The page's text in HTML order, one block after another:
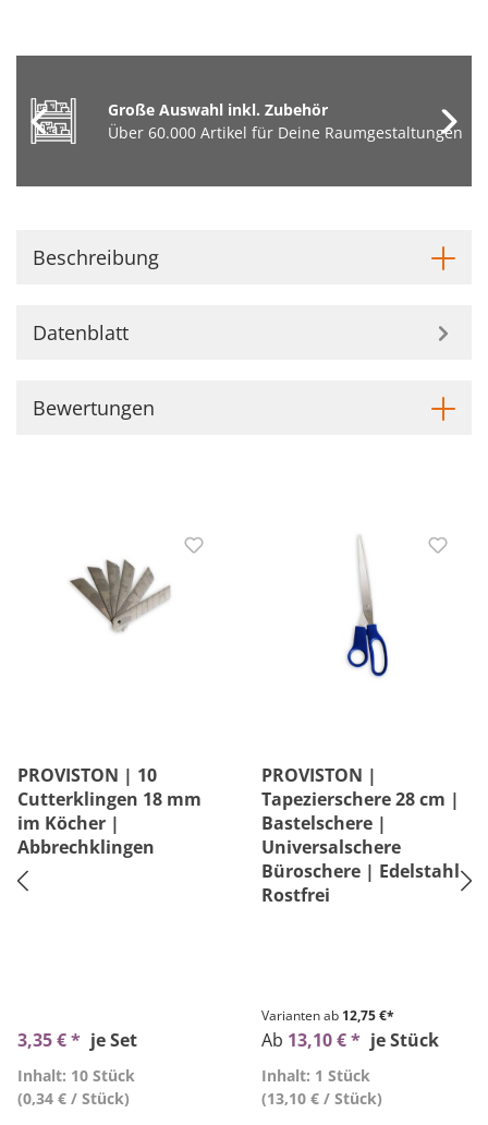
Große Auswahl inkl. Zubehör
Über 60.000 Artikel für Deine Raumgestaltungen
Beschreibung
Datenblatt
Bewertungen
PROVISTON | 10
Cutterklingen 18 mm
im Köcher |
Abbrechklingen
3,35 € * je Set
Inhalt: 10 Stück
(0,34 € / Stück)
PROVISTON |
Tapezierschere 28 cm |
Bastelschere |
Universalschere
Büroschere | Edelstahl
Rostfrei
Varianten ab 12,75 €*
Ab 13,10 € * je Stück
Inhalt: 1 Stück
(13,10 € / Stück)